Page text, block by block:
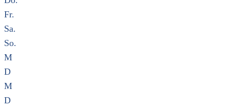
Fr.
Sa.
So.
M
D
M
D